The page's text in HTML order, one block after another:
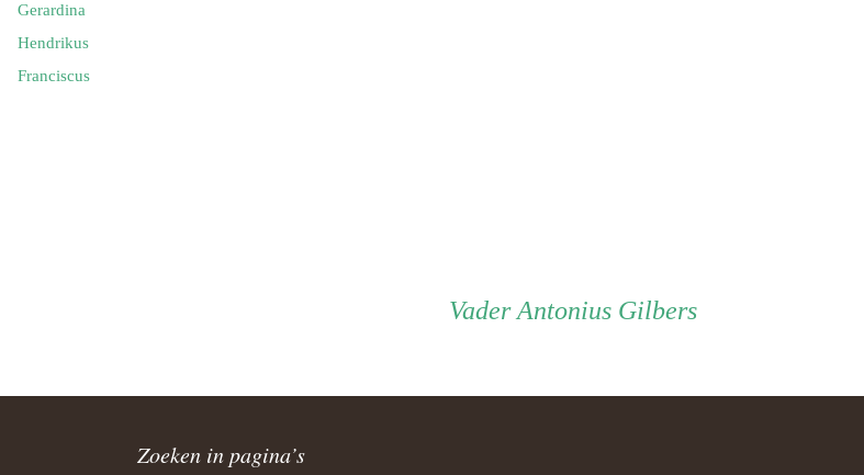
Gerardina
Hendrikus
Franciscus
Vader Vader
Antonius Gilbers
Zoeken in pagina’s